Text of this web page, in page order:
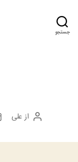
جستجو
نویسنده
از علی